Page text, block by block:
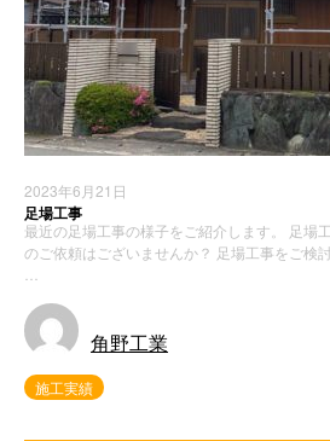
2023年6月21日
足場工事
最近の足場工事の様子をご紹介します。 足場
のご依頼はございませんか？ 足場工事をご検
角野工業
施工実績